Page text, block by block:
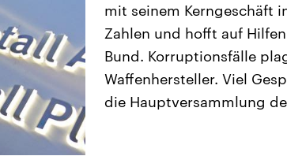
mit seinem Kerngeschäft
Zahlen und hofft auf
Bund. Korruptionsfälle
Waffenhersteller. Viel
die Hauptversammlung